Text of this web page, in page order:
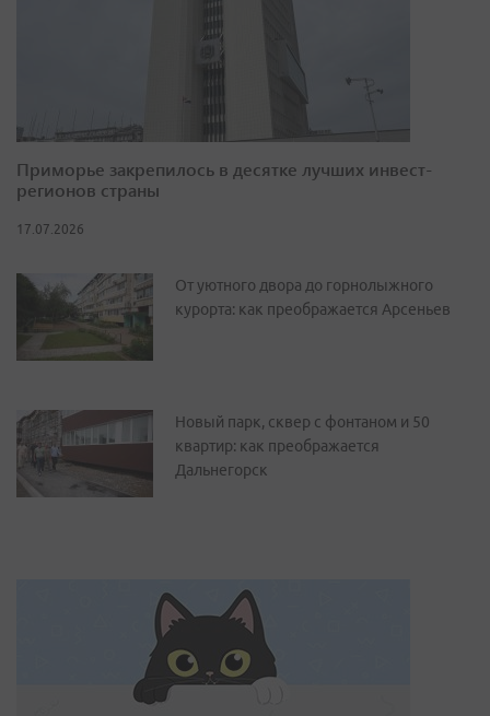
Приморье закрепилось в десятке лучших инвест-
регионов страны
17.07.2026
От уютного двора до горнолыжного
курорта: как преображается Арсеньев
Новый парк, сквер с фонтаном и 50
квартир: как преображается
Дальнегорск